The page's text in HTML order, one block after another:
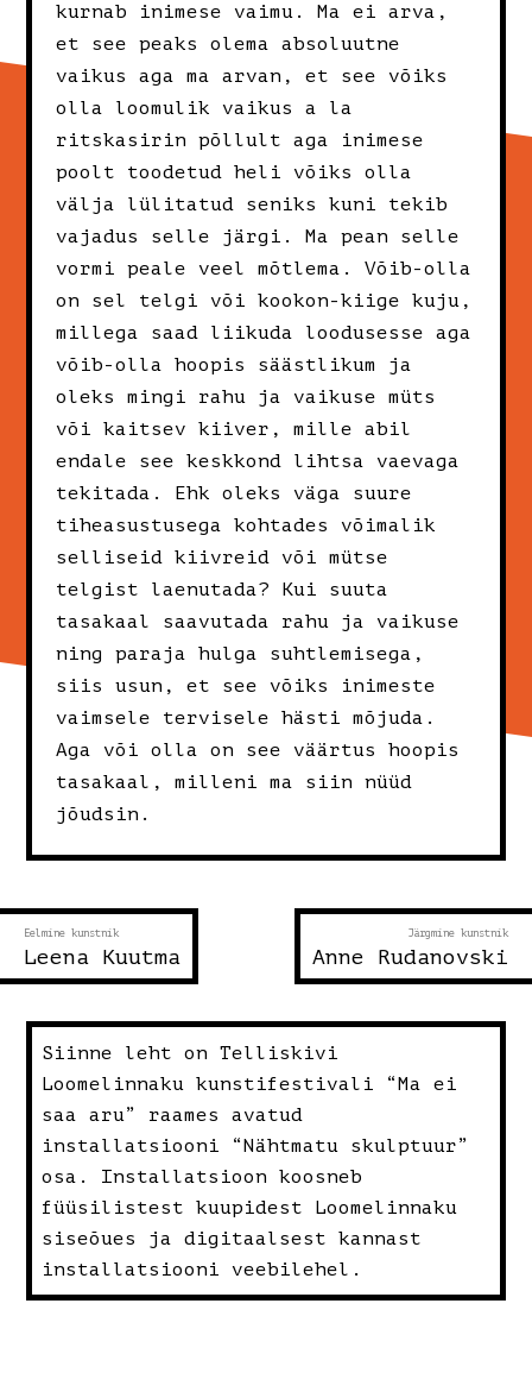
kurnab inimese vaimu. Ma ei arva,
et see peaks olema absoluutne
vaikus aga ma arvan, et see võiks
olla loomulik vaikus a la
ritskasirin põllult aga inimese
poolt toodetud heli võiks olla
välja lülitatud seniks kuni tekib
vajadus selle järgi. Ma pean selle
vormi peale veel mõtlema. Võib-olla
on sel telgi või kookon-kiige kuju,
millega saad liikuda loodusesse aga
võib-olla hoopis säästlikum ja
oleks mingi rahu ja vaikuse müts
või kaitsev kiiver, mille abil
endale see keskkond lihtsa vaevaga
tekitada. Ehk oleks väga suure
tiheasustusega kohtades võimalik
selliseid kiivreid või mütse
telgist laenutada? Kui suuta
tasakaal saavutada rahu ja vaikuse
ning paraja hulga suhtlemisega,
siis usun, et see võiks inimeste
vaimsele tervisele hästi mõjuda.
Aga või olla on see väärtus hoopis
tasakaal, milleni ma siin nüüd
jõudsin.
Eelmine kunstnik
Leena Kuutma
Järgmine kunstnik
Anne Rudanovski
Siinne leht on Telliskivi
Loomelinnaku kunstifestivali “Ma ei
saa aru” raames avatud
installatsiooni “Nähtmatu skulptuur”
osa. Installatsioon koosneb
füüsilistest kuupidest Loomelinnaku
siseõues ja digitaalsest kannast
installatsiooni veebilehel.